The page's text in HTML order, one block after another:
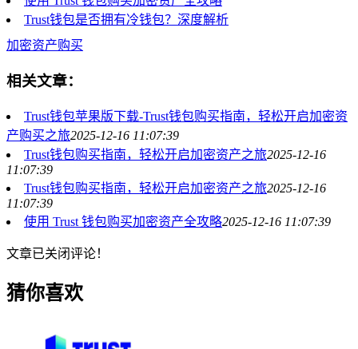
Trust钱包是否拥有冷钱包？深度解析
加密资产购买
相关文章：
Trust钱包苹果版下载-Trust钱包购买指南，轻松开启加密资
产购买之旅2025-12-16 11:07:39
Trust钱包购买指南，轻松开启加密资产之旅2025-12-16
11:07:39
Trust钱包购买指南，轻松开启加密资产之旅2025-12-16
11:07:39
使用 Trust 钱包购买加密资产全攻略2025-12-16 11:07:39
文章已关闭评论！
猜你喜欢